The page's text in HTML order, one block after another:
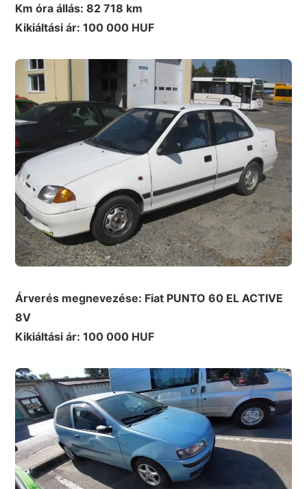
Km óra állás: 82 718 km
Kikiáltási ár: 100 000 HUF
Árverés megnevezése: Fiat PUNTO 60 EL ACTIVE
8V
Kikiáltási ár: 100 000 HUF